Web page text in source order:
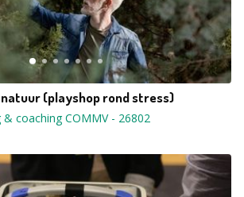
natuur (playshop rond stress)
& coaching COMMV- 26802